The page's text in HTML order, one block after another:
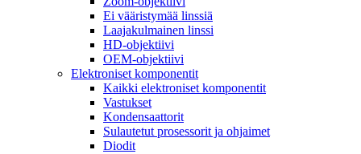
Ei vääristymää linssiä
Laajakulmainen linssi
HD-objektiivi
OEM-objektiivi
Elektroniset komponentit
Kaikki elektroniset komponentit
Vastukset
Kondensaattorit
Sulautetut prosessorit ja ohjaimet
Diodit